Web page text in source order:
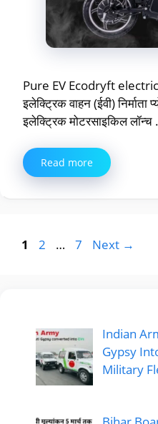
Pure EV Ecodryft
इलेक्ट्रिक वाहन (ईवी) निर्माता
इलेक्ट्रिक मोटरसाइकिल लॉन्च
Read more
Page
1 Page
2 … Page
7 Next →
Indian
Gypsy
Military